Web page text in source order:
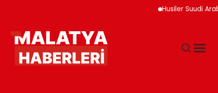
Husiler Suudi